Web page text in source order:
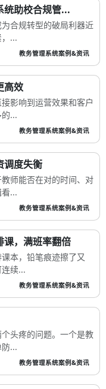
统助校合规管...
合规转型的破局利器近
...
教务管理系统案例&资讯
高效
影响到运营效果和客户
...
教务管理系统案例&资讯
调度失衡
师能否在对的时间、对
...
教务管理系统案例&资讯
课，满班率翻倍
本，铅笔痕迹擦了又
续...
教务管理系统案例&资讯
头疼的问题。一个是教
...
教务管理系统案例&资讯